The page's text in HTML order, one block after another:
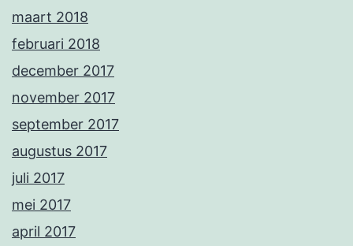
maart 2018
februari 2018
december 2017
november 2017
september 2017
augustus 2017
juli 2017
mei 2017
april 2017